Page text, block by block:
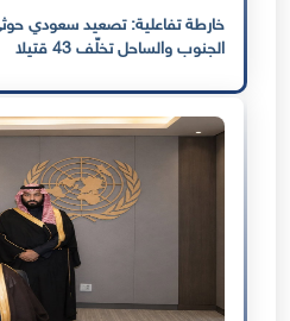
خارطة تفاعلية: تصعيد سعودي
الجنوب والساحل تخلّف 43 قتيلا